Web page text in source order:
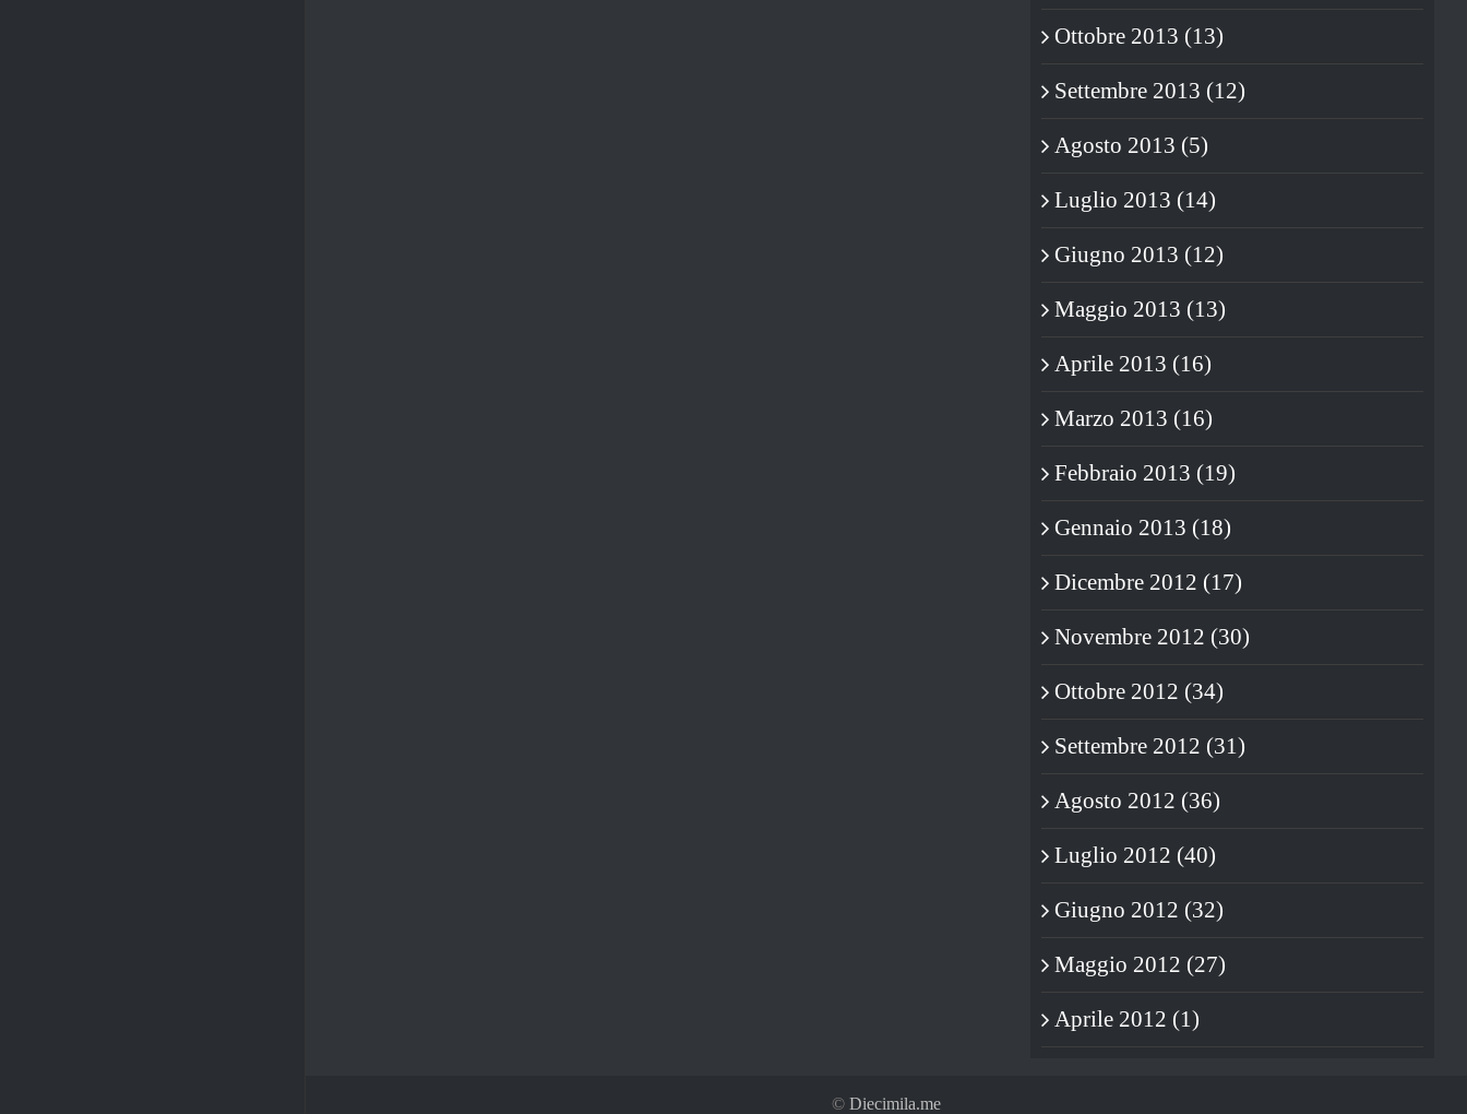
Ottobre 2013 (13)
Settembre 2013 (12)
Agosto 2013 (5)
Luglio 2013 (14)
Giugno 2013 (12)
Maggio 2013 (13)
Aprile 2013 (16)
Marzo 2013 (16)
Febbraio 2013 (19)
Gennaio 2013 (18)
Dicembre 2012 (17)
Novembre 2012 (30)
Ottobre 2012 (34)
Settembre 2012 (31)
Agosto 2012 (36)
Luglio 2012 (40)
Giugno 2012 (32)
Maggio 2012 (27)
Aprile 2012 (1)
© Diecimila.me